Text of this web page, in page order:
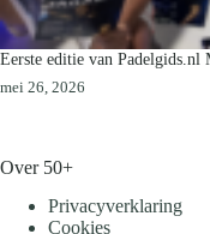
Eerste editie van Padelgids.nl
mei 26, 2026
Over 50+
Privacyverklaring
Cookies